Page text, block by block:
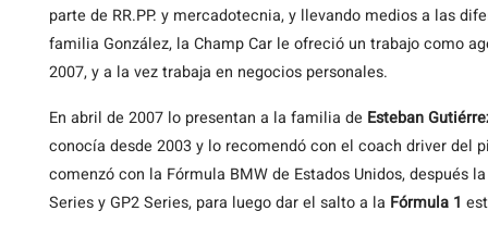
parte de RR.PP. y mercadotecnia, y llevando medios a las
familia González, la Champ Car le ofreció un trabajo como
2007, y a la vez trabaja en negocios personales.
En abril de 2007 lo presentan a la familia de Esteban
conocía desde 2003 y lo recomendó con el coach driver del
comenzó con la Fórmula BMW de Estados Unidos, después
Series y GP2 Series, para luego dar el salto a la Fórmula 1